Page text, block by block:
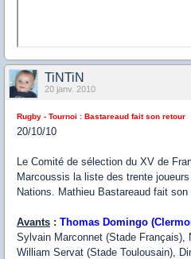
TiNTiN
20 janv. 2010
Rugby - Tournoi : Bastareaud fait son retour
20/10/10
Le Comité de sélection du XV de
Marcoussis la liste des trente
Nations. Mathieu Bastareaud fait son
Avants : Thomas Domingo
Sylvain Marconnet (Stade Français),
William Servat (Stade Toulousain),